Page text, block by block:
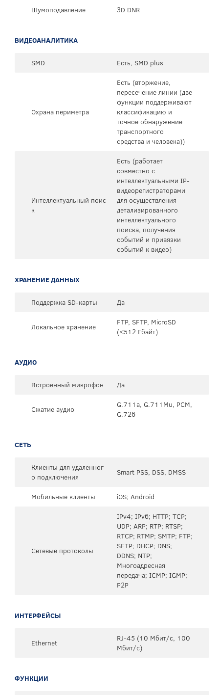
Шумоподавление 3D DNR
ВИДЕОАНАЛИТИКА
SMD Есть, SMD plus
Охрана периметра
Есть (вторжение,
пересечение линии (две
функции поддерживают
классификацию и
точное обнаружение
транспортного
средства и человека))
Интеллектуальный поис
к
Есть (работает
совместно с
интеллектуальными IP-
видеорегистраторами
для осуществления
детализированного
интеллектуального
поиска, получения
событий и привязки
событий к видео)
ХРАНЕНИЕ ДАННЫХ
Поддержка SD-карты Да
Локальное хранение
FTP, SFTP, MicroSD
(≤512 Гбайт)
АУДИО
Встроенный микрофон Да
Сжатие аудио
G.711a, G.711Mu, PCM,
G.726
СЕТЬ
Клиенты для удаленног
о подключения
Smart PSS, DSS, DMSS
Мобильные клиенты iOS; Android
Сетевые протоколы
IPv4; IPv6; HTTP; TCP;
UDP; ARP; RTP; RTSP;
RTCP; RTMP; SMTP; FTP;
SFTP; DHCP; DNS;
DDNS; NTP;
Многоадресная
передача; ICMP; IGMP;
P2P
ИНТЕРФЕЙСЫ
Ethernet
RJ-45 (10 Мбит/с, 100
Мбит/с)
ФУНКЦИИ